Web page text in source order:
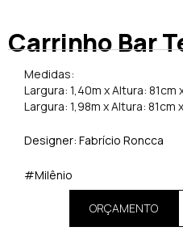
Carrinho Bar
Medidas:
Largura: 1,40m x Altura:
Largura: 1,98m x Altura:
Designer: Fabrício Roncca
#Milênio
ORÇAMENTO